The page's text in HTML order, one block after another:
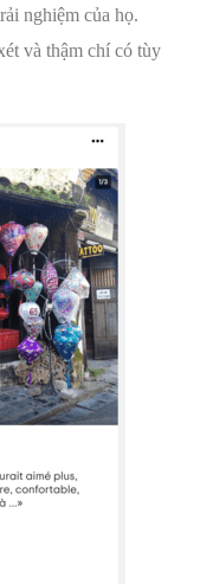
nghiệm của họ.
và thậm chí có tùy